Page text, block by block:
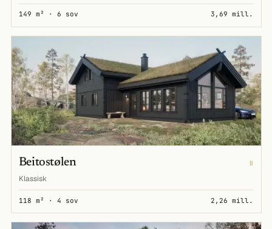
149 m² · 6 sov 3,69 mill.
Beitostølen B
Klassisk
118 m² · 4 sov 2,26 mill.